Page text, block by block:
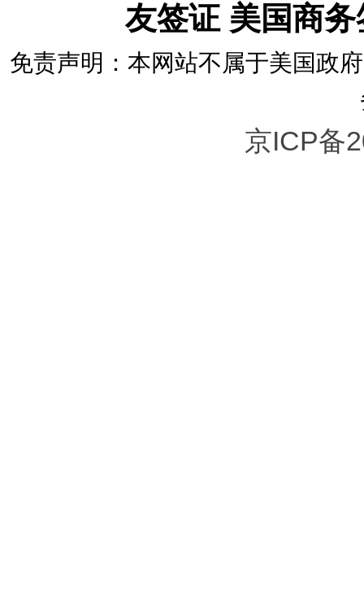
友签证 美国商
免责声明：本网站不属于美国政
京ICP备